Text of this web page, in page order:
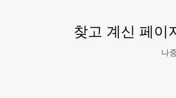
찾고 계신 페이
나